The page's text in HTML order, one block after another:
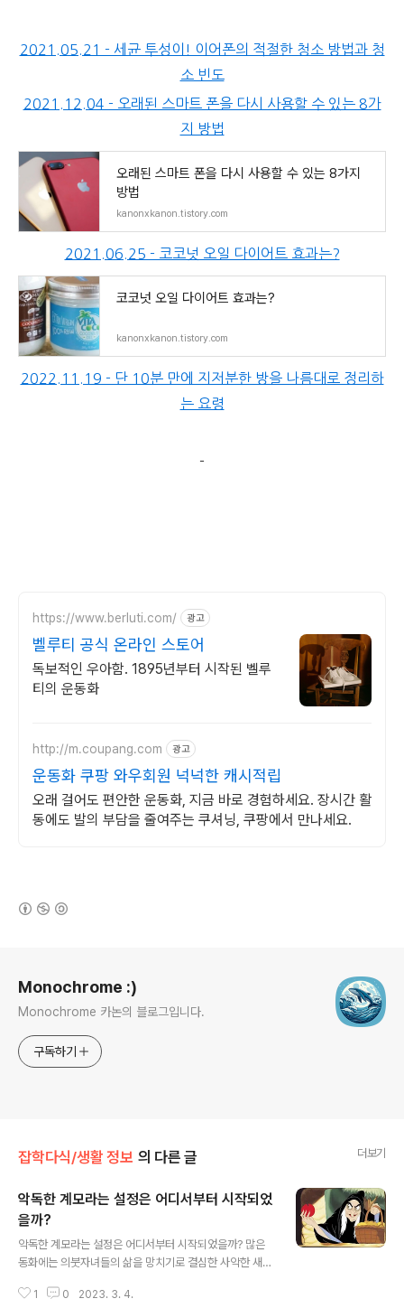
2021.05.21 - 세균 투성이! 이어폰의 적절한 청소 방법과 청
소 빈도
2021.12.04 - 오래된 스마트 폰을 다시 사용할 수 있는 8가
지 방법
오래된 스마트 폰을 다시 사용할 수 있는 8가지
방법
kanonxkanon.tistory.com
2021.06.25 - 코코넛 오일 다이어트 효과는?
코코넛 오일 다이어트 효과는?
kanonxkanon.tistory.com
2022.11.19 - 단 10분 만에 지저분한 방을 나름대로 정리하
는 요령
-
https://www.berluti.com/ 광고
벨루티 공식 온라인 스토어
독보적인 우아함. 1895년부터 시작된 벨루
티의 운동화
http://m.coupang.com 광고
운동화 쿠팡 와우회원 넉넉한 캐시적립
오래 걸어도 편안한 운동화, 지금 바로 경험하세요. 장시간 활
동에도 발의 부담을 줄여주는 쿠셔닝, 쿠팡에서 만나세요.
Monochrome :)
Monochrome 카논의 블로그입니다.
구독하기
잡학다식/생활 정보 의 다른 글 더보기
악독한 계모라는 설정은 어디서부터 시작되었
을까?
악독한 계모라는 설정은 어디서부터 시작되었을까? 많은
동화에는 의붓자녀들의 삶을 망치기로 결심한 사악한 새엄
시작되었을까? 동화라는 말을 들으면 여러분은 어떤 이미
1 0 2023. 3. 4.